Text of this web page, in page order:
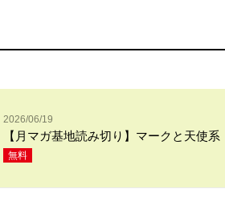
2026/06/19
【月マガ基地読み切り】マークと天使系
無料